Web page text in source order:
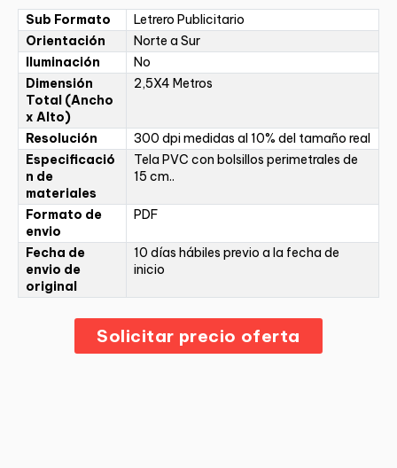
Sub Formato
Letrero Publicitario
Orientación
Norte a Sur
Iluminación
No
Dimensión
Total (Ancho
x Alto)
2,5X4 Metros
Resolución
300 dpi medidas al 10% del tamaño real
Especificació
n de
materiales
Tela PVC con bolsillos perimetrales de
15 cm..
Formato de
envio
PDF
Fecha de
envio de
original
10 días hábiles previo a la fecha de
inicio
Solicitar precio oferta